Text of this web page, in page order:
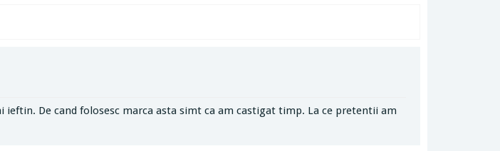
ieftin. De cand folosesc marca asta simt ca am castigat timp. La ce pretentii am